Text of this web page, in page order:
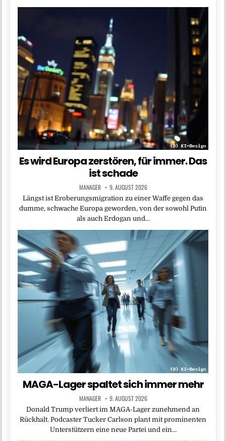
Es wird Europa zerstören, für immer. Das
ist schade
MANAGER 9. AUGUST 2026
Längst ist Eroberungsmigration zu einer Waffe gegen das
dumme, schwache Europa geworden, von der sowohl Putin
als auch Erdogan und…
MAGA-Lager spaltet sich immer mehr
MANAGER 9. AUGUST 2026
Donald Trump verliert im MAGA-Lager zunehmend an
Rückhalt. Podcaster Tucker Carlson plant mit prominenten
Unterstützern eine neue Partei und ein…